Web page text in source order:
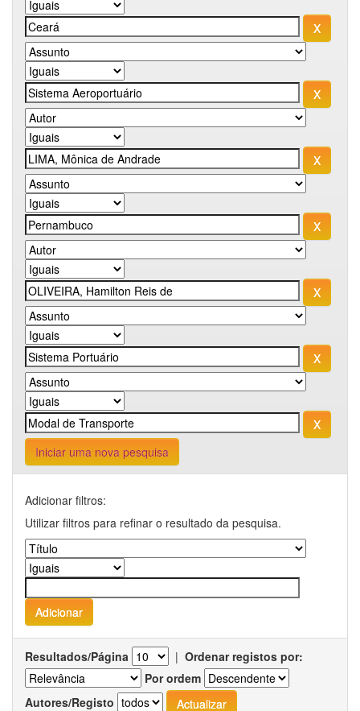
Iniciar uma nova pesquisa
Adicionar filtros:
Utilizar filtros para refinar o resultado da pesquisa.
Resultados/Página | Ordenar registos por:
Por ordem
Autores/Registo